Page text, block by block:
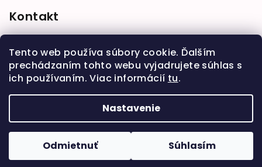
Tento web používa súbory cookie. Ďalším
prechádzaním tohto webu vyjadrujete súhlas s
ich používaním. Viac informácií tu.
Nastavenie
Odmietnuť Súhlasím
Kontakt
shop @babymarket.sk
+421 914 334 455
Upraviť nastavenie cookies
Vytvoril Shoptet